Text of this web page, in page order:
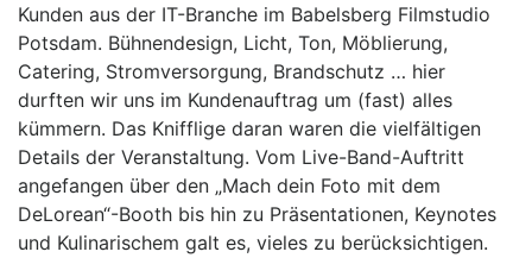
Kunden aus der IT-Branche im Babelsberg Filmstudio
Potsdam. Bühnendesign, Licht, Ton, Möblierung,
Catering, Stromversorgung, Brandschutz … hier
durften wir uns im Kundenauftrag um (fast) alles
kümmern. Das Knifflige daran waren die vielfältigen
Details der Veranstaltung. Vom Live-Band-Auftritt
angefangen über den „Mach dein Foto mit dem
DeLorean“-Booth bis hin zu Präsentationen, Keynotes
und Kulinarischem galt es, vieles zu berücksichtigen.